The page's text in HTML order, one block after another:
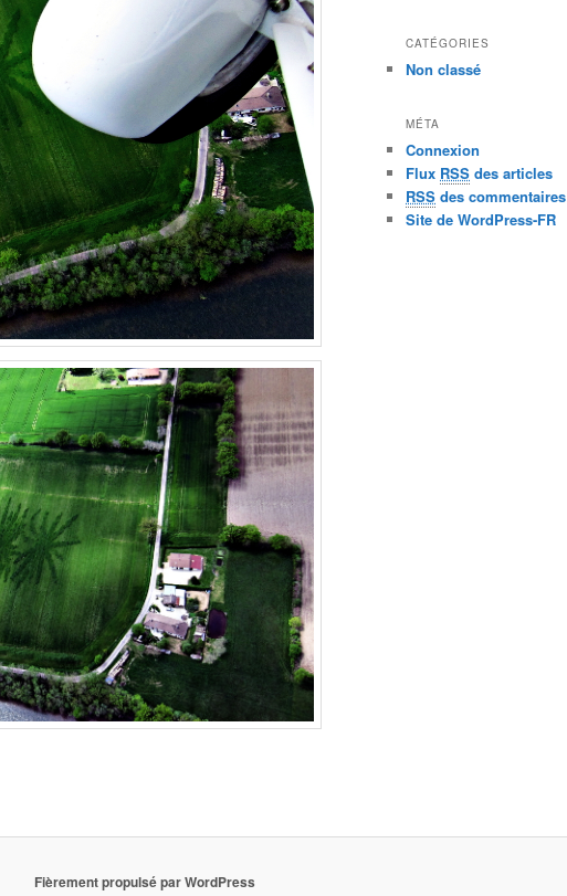
CATÉGORIES
Non classé
MÉTA
Connexion
Flux RSS des articles
RSS des commentaires
Site de WordPress-FR
Fièrement propulsé par WordPress